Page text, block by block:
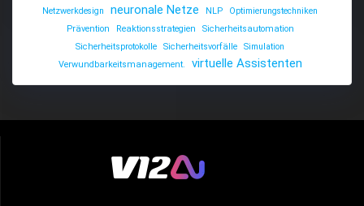
Netzwerkdesign
neuronale Netze NLP
Optimierungstechniken
Prävention
Reaktionsstrategien
Sicherheitsautomation
Sicherheitsprotokolle
Sicherheitsvorfälle
Simulation
Verwundbarkeitsmanagement.
virtuelle Assistenten